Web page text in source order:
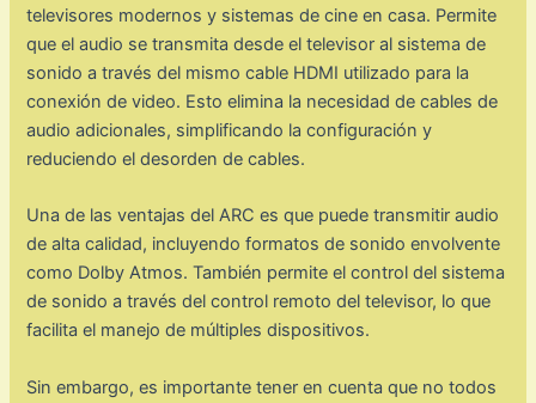
televisores modernos y sistemas de cine en casa. Permite
que el audio se transmita desde el televisor al sistema de
sonido a través del mismo cable HDMI utilizado para la
conexión de video. Esto elimina la necesidad de cables de
audio adicionales, simplificando la configuración y
reduciendo el desorden de cables.
Una de las ventajas del ARC es que puede transmitir audio
de alta calidad, incluyendo formatos de sonido envolvente
como Dolby Atmos. También permite el control del sistema
de sonido a través del control remoto del televisor, lo que
facilita el manejo de múltiples dispositivos.
Sin embargo, es importante tener en cuenta que no todos